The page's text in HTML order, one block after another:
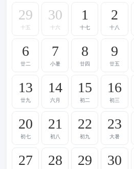
29
十五
30
十六
1
十七
2
十八
6
廿二
7
小暑
8
廿四
9
廿五
13
廿九
14
六月
15
初二
16
初三
20
初七
21
初八
22
初九
23
大暑
27 28 29 30